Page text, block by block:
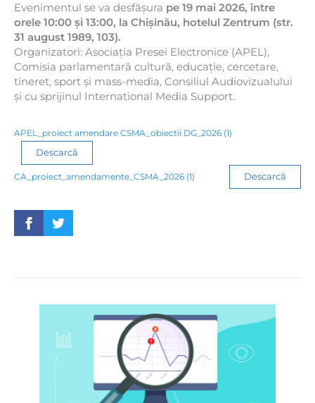
Evenimentul se va desfășura pe 19 mai 2026, între
orele 10:00 și 13:00, la Chișinău, hotelul Zentrum (str.
31 august 1989, 103).
Organizatori: Asociația Presei Electronice (APEL),
Comisia parlamentară cultură, educație, cercetare,
tineret, sport și mass-media, Consiliul Audiovizualului
și cu sprijinul International Media Support.
APEL_proiect amendare CSMA_obiectii DG_2026 (1)
Descarcă
CA_proiect_amendamente_CSMA_2026 (1) Descarcă